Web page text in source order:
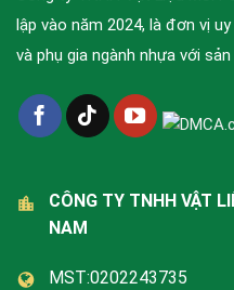
lập vào năm 2024, là đơn vị
và phụ gia ngành nhựa với
CÔNG TY TNHH VẬT
NAM
MST:0202243735